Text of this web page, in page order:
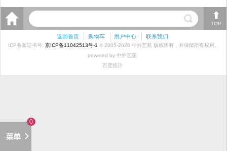
TOP
返回首页 购物车 用户中心 联系我们
ICP备案证书号: 京ICP备11042513号-1 © 2005-2026 中外艺苑 版权所有，并保留所有权利。
powered by 中外艺苑
百度统计
0